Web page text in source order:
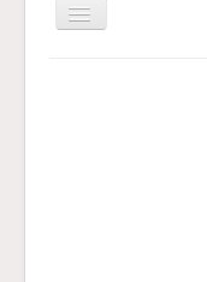
Cambiar
navegación